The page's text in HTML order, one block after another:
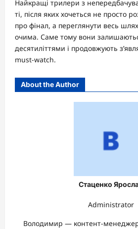
Найкращі трилери з
ті, після яких хочеться не просто
про фінал, а переглянути весь
очима. Саме тому вони
десятиліттями і продовжують
must-watch.
About the Author
Стаценко
Administrator
Володимир — контент-менеджер